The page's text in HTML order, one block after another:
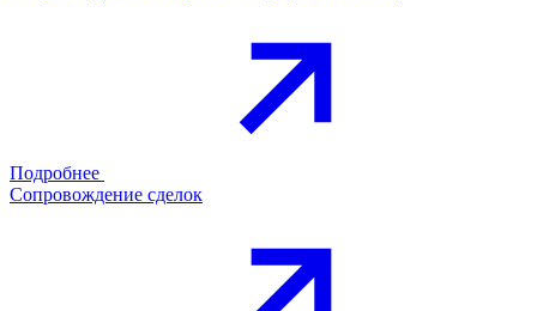
Подробнее
Сопровождение сделок